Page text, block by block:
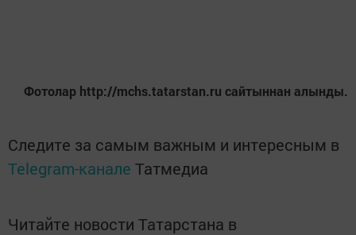
Фотолар http://mchs.tatarstan.ru cайтыннан алынды.
Следите за самым важным и интересным в
Telegram-канале Татмедиа
Читайте новости Татарстана в